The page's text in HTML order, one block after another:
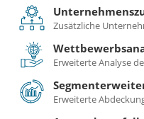
Zusätzliche
Erweiterte Analyse
Erweiterte